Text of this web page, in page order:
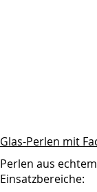
Glas-Perlen mit
Perlen aus
Einsatzbereiche: